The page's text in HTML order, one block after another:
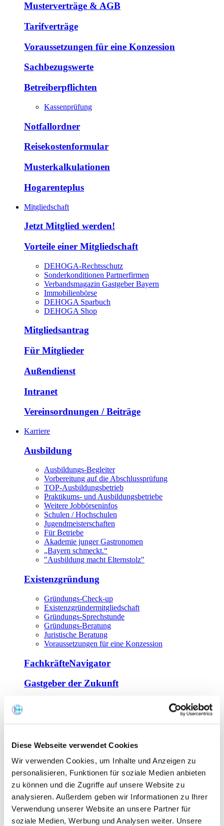
Diese Webseite verwendet Cookies
Wir verwenden Cookies, um Inhalte und Anzeigen zu
personalisieren, Funktionen für soziale Medien anbieten
zu können und die Zugriffe auf unsere Website zu
analysieren. Außerdem geben wir Informationen zu Ihrer
Verwendung unserer Website an unsere Partner für
soziale Medien, Werbung und Analysen weiter. Unsere
Musterverträge & AGB
Tarifverträge
Voraussetzungen für eine Konzession
Sachbezugswerte
Betreiberpflichten
Kassenprüfung
Notfallordner
Reisekostenformular
Musterkalkulationen
Hogarenteplus
Mitgliedschaft
Jetzt Mitglied werden!
Vorteile einer Mitgliedschaft
DEHOGA-Rechtsschutz
Sonderkonditionen Partnerfirmen
Verbandsmagazin Gastgeber Bayern
Immobilienbörse
DEHOGA Sparbuch
DEHOGA Shop
Mitgliedsantrag
Für Mitglieder
Außendienst
Intranet
Vereinsordnungen / Beiträge
Karriere
Ausbildung
Ausbildungs-Begleiter
Vorbereitung auf die Abschlussprüfung
TOP-Ausbildungsbetrieb
Praktikums- und Ausbildungsbetriebe
Weitere Jobbörseninfos
Schulen / Hochschulen
Jugendmeisterschaften
Für Betriebe
Akademie junger Gastronomen
„Bayern schmeckt.“
"Ausbildung macht Elternstolz"
Existenzgründung
Gründungs-Check-up
Existenzgründermitgliedschaft
Gründungs-Sprechstunde
Gründungs-Beratung
Juristische Beratung
Voraussetzungen für eine Konzession
FachkräfteNavigator
Gastgeber der Zukunft
Offene Seminare
Tagen im Palais
Wirte-und Unternehmerbrief
Lernplattform BOUNTI
Partner
Branchennahe Organisationen